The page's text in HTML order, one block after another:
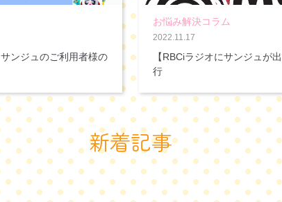
ンジュのご利用者様の
お悩み解決コラム
2022.11.17
【RBCiラジオにサンジュが
行
新着記事